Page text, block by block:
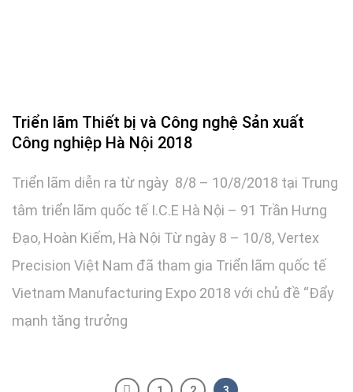
Triển lãm Thiết bị và Công nghệ Sản xuất
Công nghiệp Hà Nội 2018
Triển lãm diễn ra từ ngày 8/8 – 10/8/2018 tại Trung
tâm triển lãm quốc tế I.C.E Hà Nội – 91 Trần Hưng
Đạo, Hoàn Kiếm, Hà Nội Từ ngày 8 – 10/8, Vertex
Precision Việt Nam đã tham gia Triển lãm quốc tế
Vietnam Manufacturing Expo 2018 với chủ đề “Đẩy
mạnh tăng trưởng